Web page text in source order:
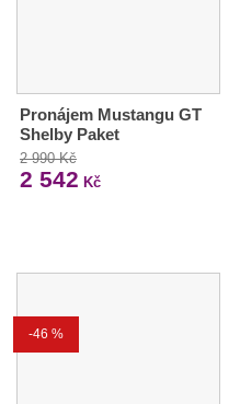
Pronájem Mustangu GT
Shelby Paket
2 990 Kč
2 542 Kč
-46 %